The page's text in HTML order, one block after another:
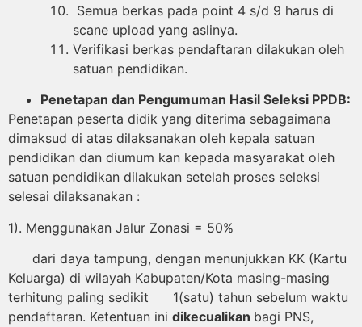
Semua berkas pada point 4 s/d 9 harus di
scane upload yang aslinya.
Verifikasi berkas pendaftaran dilakukan oleh
satuan pendidikan.
Penetapan dan Pengumuman Hasil Seleksi PPDB:
Penetapan peserta didik yang diterima sebagaimana
dimaksud di atas dilaksanakan oleh kepala satuan
pendidikan dan diumum kan kepada masyarakat oleh
satuan pendidikan dilakukan setelah proses seleksi
selesai dilaksanakan :
1). Menggunakan Jalur Zonasi = 50%
dari daya tampung, dengan menunjukkan KK (Kartu
Keluarga) di wilayah Kabupaten/Kota masing-masing
terhitung paling sedikit 1(satu) tahun sebelum waktu
pendaftaran. Ketentuan ini dikecualikan bagi PNS,